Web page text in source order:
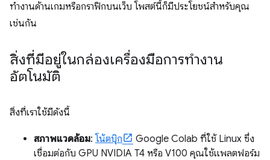
ทำงานด้านเกมหรือกราฟิกบนเว็บ โพสต์นี้ก็มีประโยชน์สำหรับคุณ
เช่นกัน
สิ่งที่มีอยู่ในกล่องเครื่องมือการทำงาน
อัตโนมัติ
สิ่งที่เราใช้มีดังนี้
สภาพแวดล้อม: โน้ตบุ๊ก
Google Colab ที่ใช้ Linux ซึ่ง
เชื่อมต่อกับ GPU NVIDIA T4 หรือ V100 คุณใช้แพลตฟอร์ม